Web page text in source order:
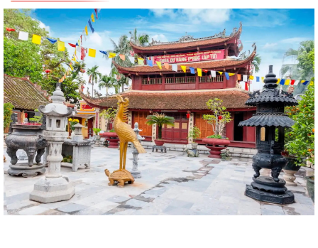
bộ mới ban hành thuộc...
QUYẾT ĐỊNH Về việc công bố danh mục thủ tục hành chính ban hành
mới lĩnh vực điện lực thuộc phạm...
BAN TUYÊN GIÁO VÀ DÂN VẬN THÀNH ỦY HẢI PHÒNG TỔ CHỨC HỘI
NGHỊ BÁO CÁO VIÊN THÀNH PHỐ THÁNG 7 NĂM...
XÃ VĨNH AM THAM DỰ HỘI NGHỊ TẬP HUẤN TRIỂN KHAI THỦ TỤC
HÀNH CHÍNH CỦA ĐẢNG TRÊN MÔI TRƯỜNG ĐIỆN...
XÃ VĨNH AM TỔ CHỨC LỄ CÔNG BỐ QUYẾT ĐỊNH THÀNH LẬP ĐẢNG
BỘ CÔNG AN XÃ VÀ CÔNG BỐ CÔNG TÁC NHÂN SỰ!
HỘI CỰU CHIẾN BINH XÃ VĨNH AM TỔ CHỨC LỄ KẾT NẠP HỘI VIÊN MỚI